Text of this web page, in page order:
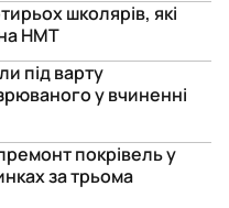
школярів, які
НМТ
під варту
у вчиненні
покрівель у
за трьома